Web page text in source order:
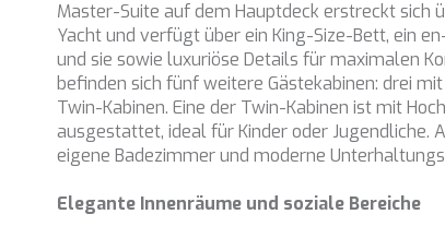
Master-Suite auf dem Hauptdeck erstreckt sich
Yacht und verfügt über ein King-Size-Bett, ein
und sie sowie luxuriöse Details für maximalen
befinden sich fünf weitere Gästekabinen: drei
Twin-Kabinen. Eine der Twin-Kabinen ist mit
ausgestattet, ideal für Kinder oder Jugendliche.
eigene Badezimmer und moderne
Elegante Innenräume und soziale Bereiche